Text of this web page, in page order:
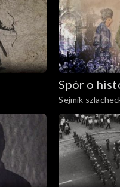
Spór o
Sejmik